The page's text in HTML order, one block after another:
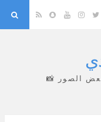
Twitter
Instagram
YouTube
Snapchat
RSS
الصور 📸